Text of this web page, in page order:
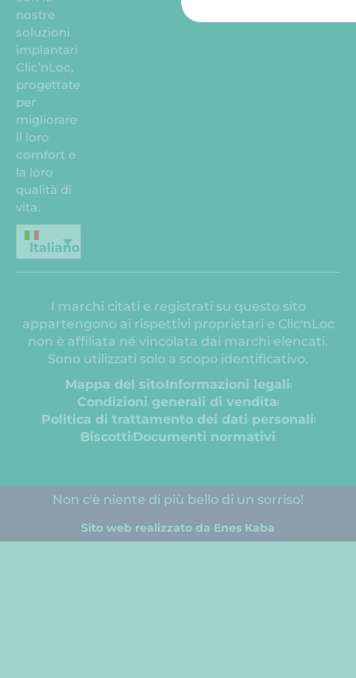
nostre
soluzioni
implantari
Clic’nLoc,
progettate
per
migliorare
il loro
comfort e
la loro
qualità di
vita.
Italiano
I marchi citati e registrati su questo sito
appartengono ai rispettivi proprietari e Clic'nLoc
non è affiliata né vincolata dai marchi elencati.
Sono utilizzati solo a scopo identificativo.
Mappa del sitoInformazioni legali
Condizioni generali di vendita
Politica di trattamento dei dati personali
Biscotti Documenti normativi
Non c'è niente di più bello di un sorriso!
Sito web realizzato da Enes Kaba